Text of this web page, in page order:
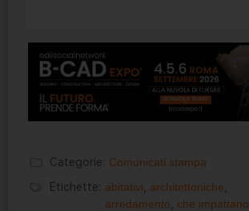
Categorie: Comunicati stampa
Etichette: abitativi architettoniche
arredamento
che impattano